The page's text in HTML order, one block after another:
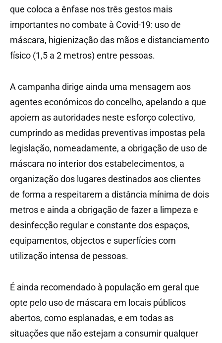
que coloca a ênfase nos três gestos mais
importantes no combate à Covid-19: uso de
máscara, higienização das mãos e distanciamento
físico (1,5 a 2 metros) entre pessoas.
A campanha dirige ainda uma mensagem aos
agentes económicos do concelho, apelando a que
apoiem as autoridades neste esforço colectivo,
cumprindo as medidas preventivas impostas pela
legislação, nomeadamente, a obrigação de uso de
máscara no interior dos estabelecimentos, a
organização dos lugares destinados aos clientes
de forma a respeitarem a distância mínima de dois
metros e ainda a obrigação de fazer a limpeza e
desinfecção regular e constante dos espaços,
equipamentos, objectos e superfícies com
utilização intensa de pessoas.
É ainda recomendado à população em geral que
opte pelo uso de máscara em locais públicos
abertos, como esplanadas, e em todas as
situações que não estejam a consumir qualquer